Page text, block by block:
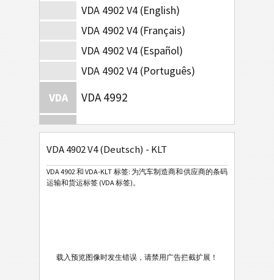
VDA 4902 V4 (English)
VDA 4902 V4 (Français)
VDA 4902 V4 (Español)
VDA 4902 V4 (Português)
VDA
VDA 4992
VDA VDA 4994
F Ford GTL
VW Volkswagen GTL
VDA 4902 V4 (Deutsch) - KLT
VDA 4902 和 VDA-KLT 标签: 为汽车制造商和供应商的条码
运输和货运标签 (VDA 标签)。
载入预览图像时发生错误，请禁用广告拦截扩展！